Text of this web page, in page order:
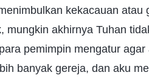
kekacauan atau
mungkin akhirnya Tuhan
pemimpin mengatur
banyak gereja, dan aku